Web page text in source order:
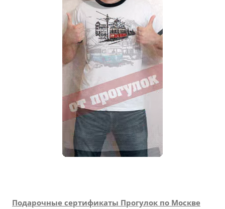
Подарочные сертификаты Прогулок по Москве